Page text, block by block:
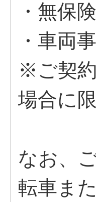
・無保
・車両
※ご契
場合に
なお、
転車ま